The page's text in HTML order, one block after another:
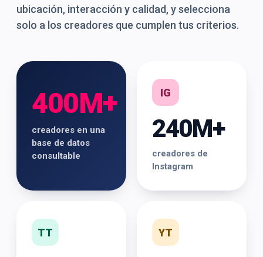
ubicación, interacción y calidad, y selecciona
solo a los creadores que cumplen tus criterios.
400M+
creadores en una
base de datos
consultable
IG
240M+
creadores de
Instagram
TT YT